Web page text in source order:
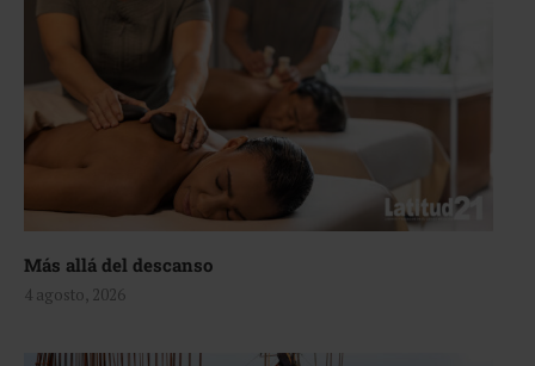
Más allá del descanso
4 agosto, 2026